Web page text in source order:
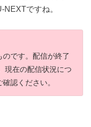
ですね。
です。配信が終了
現在の配信状況につ
認ください。